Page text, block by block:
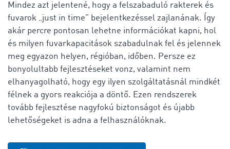
Mindez azt jelentené, hogy a felszabaduló rakterek és
fuvarok „just in time” bejelentkezéssel zajlanának. Így
akár percre pontosan lehetne információkat kapni, hol
és milyen fuvarkapacitások szabadulnak fel és jelennek
meg egyazon helyen, régióban, időben. Persze ez
bonyolultabb fejlesztéseket vonz, valamint nem
elhanyagolható, hogy egy ilyen szolgáltatásnál mindkét
félnek a gyors reakciója a döntő. Ezen rendszerek
tovább fejlesztése nagyfokú biztonságot és újabb
lehetőségeket is adna a felhasználóknak.